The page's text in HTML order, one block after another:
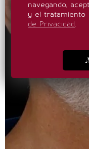
navegando,
y el tratamiento
de Privacidad.